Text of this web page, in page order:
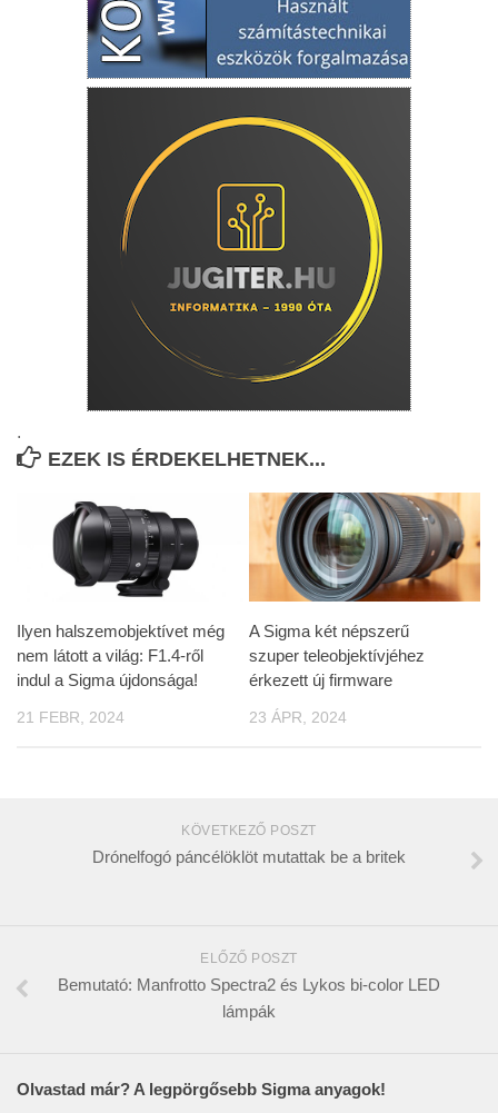
.
EZEK IS ÉRDEKELHETNEK...
Ilyen halszemobjektívet még
nem látott a világ: F1.4-ről
indul a Sigma újdonsága!
21 FEBR, 2024
A Sigma két népszerű
szuper teleobjektívjéhez
érkezett új firmware
23 ÁPR, 2024
KÖVETKEZŐ POSZT
Drónelfogó páncélöklöt mutattak be a britek
ELŐZŐ POSZT
Bemutató: Manfrotto Spectra2 és Lykos bi-color LED
lámpák
Olvastad már? A legpörgősebb Sigma anyagok!